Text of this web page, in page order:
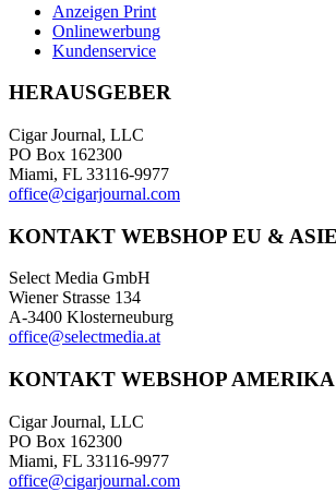
Anzeigen Print
Onlinewerbung
Kundenservice
HERAUSGEBER
Cigar Journal, LLC
PO Box 162300
Miami, FL 33116-9977
office@cigarjournal.com
KONTAKT WEBSHOP EU &
Select Media GmbH
Wiener Strasse 134
A-3400 Klosterneuburg
office@selectmedia.at
KONTAKT WEBSHOP AMERIKA
Cigar Journal, LLC
PO Box 162300
Miami, FL 33116-9977
office@cigarjournal.com